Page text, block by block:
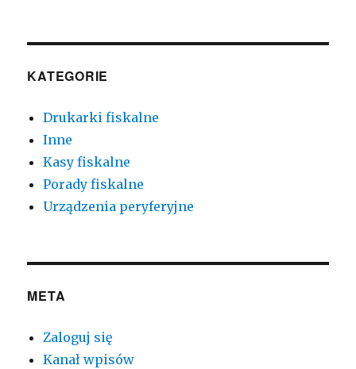
KATEGORIE
Drukarki fiskalne
Inne
Kasy fiskalne
Porady fiskalne
Urządzenia peryferyjne
META
Zaloguj się
Kanał wpisów